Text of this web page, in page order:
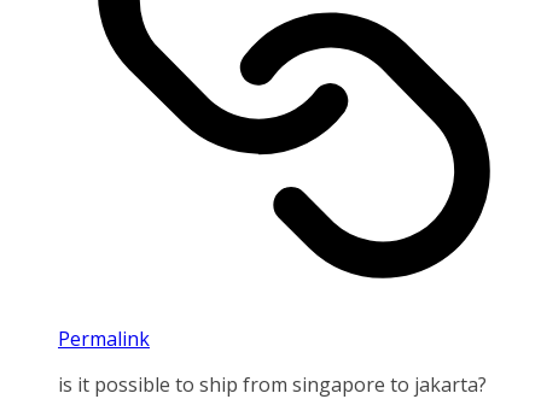
Permalink
is it possible to ship from singapore to jakarta?